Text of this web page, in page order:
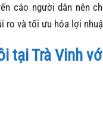
cáo người dân nên
ro và tối ưu hóa lợi
tại Trà Vinh